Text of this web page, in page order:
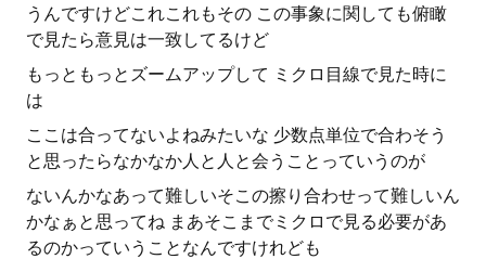
うんですけどこれこれもその この事象に関しても俯瞰
で見たら意見は一致してるけど
もっともっとズームアップして ミクロ目線で見た時に
は
ここは合ってないよねみたいな 少数点単位で合わそう
と思ったらなかなか人と人と会うことっていうのが
ないんかなあって難しいそこの擦り合わせって難しいん
かなぁと思ってね まあそこまでミクロで見る必要があ
るのかっていうことなんですけれども